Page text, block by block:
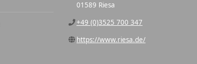
01589 Riesa
+49 (0)3525 700 347
https://www.riesa.de/